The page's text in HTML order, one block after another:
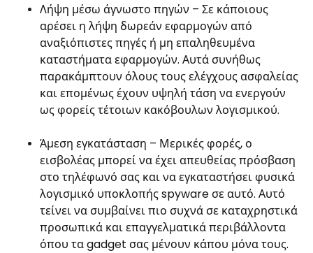
Λήψη μέσω άγνωστο πηγών – Σε κάποιους
αρέσει η λήψη δωρεάν εφαρμογών από
αναξιόπιστες πηγές ή μη επαληθευμένα
καταστήματα εφαρμογών. Αυτά συνήθως
παρακάμπτουν όλους τους ελέγχους ασφαλείας
και επομένως έχουν υψηλή τάση να ενεργούν
ως φορείς τέτοιων κακόβουλων λογισμικού.
Άμεση εγκατάσταση – Μερικές φορές, ο
εισβολέας μπορεί να έχει απευθείας πρόσβαση
στο τηλέφωνό σας και να εγκαταστήσει φυσικά
λογισμικό υποκλοπής spyware σε αυτό. Αυτό
τείνει να συμβαίνει πιο συχνά σε καταχρηστικά
προσωπικά και επαγγελματικά περιβάλλοντα
όπου τα gadget σας μένουν κάπου μόνα τους.